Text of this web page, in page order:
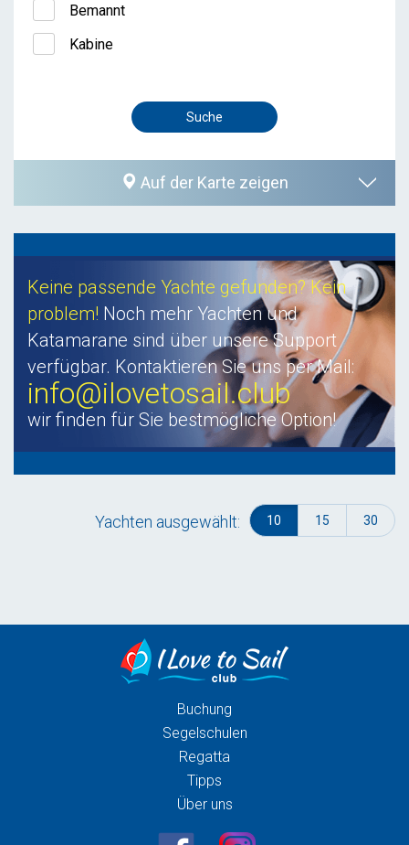
Bemannt
Kabine
Auf der Karte zeigen
Keine passende Yachte gefunden? Kein
problem! Noch mehr Yachten und
Katamarane sind über unsere Support
verfügbar. Kontaktieren Sie uns per Mail:
info@ilovetosail.club
wir finden für Sie bestmögliche Option!
Yachten ausgewählt: 10 15 30
Buchung
Segelschulen
Regatta
Tipps
Über uns